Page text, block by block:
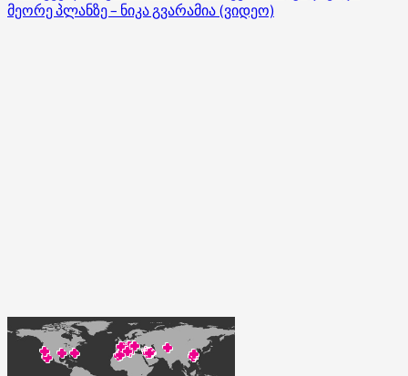
მეორე პლანზე – ნიკა გვარამია (ვიდეო)